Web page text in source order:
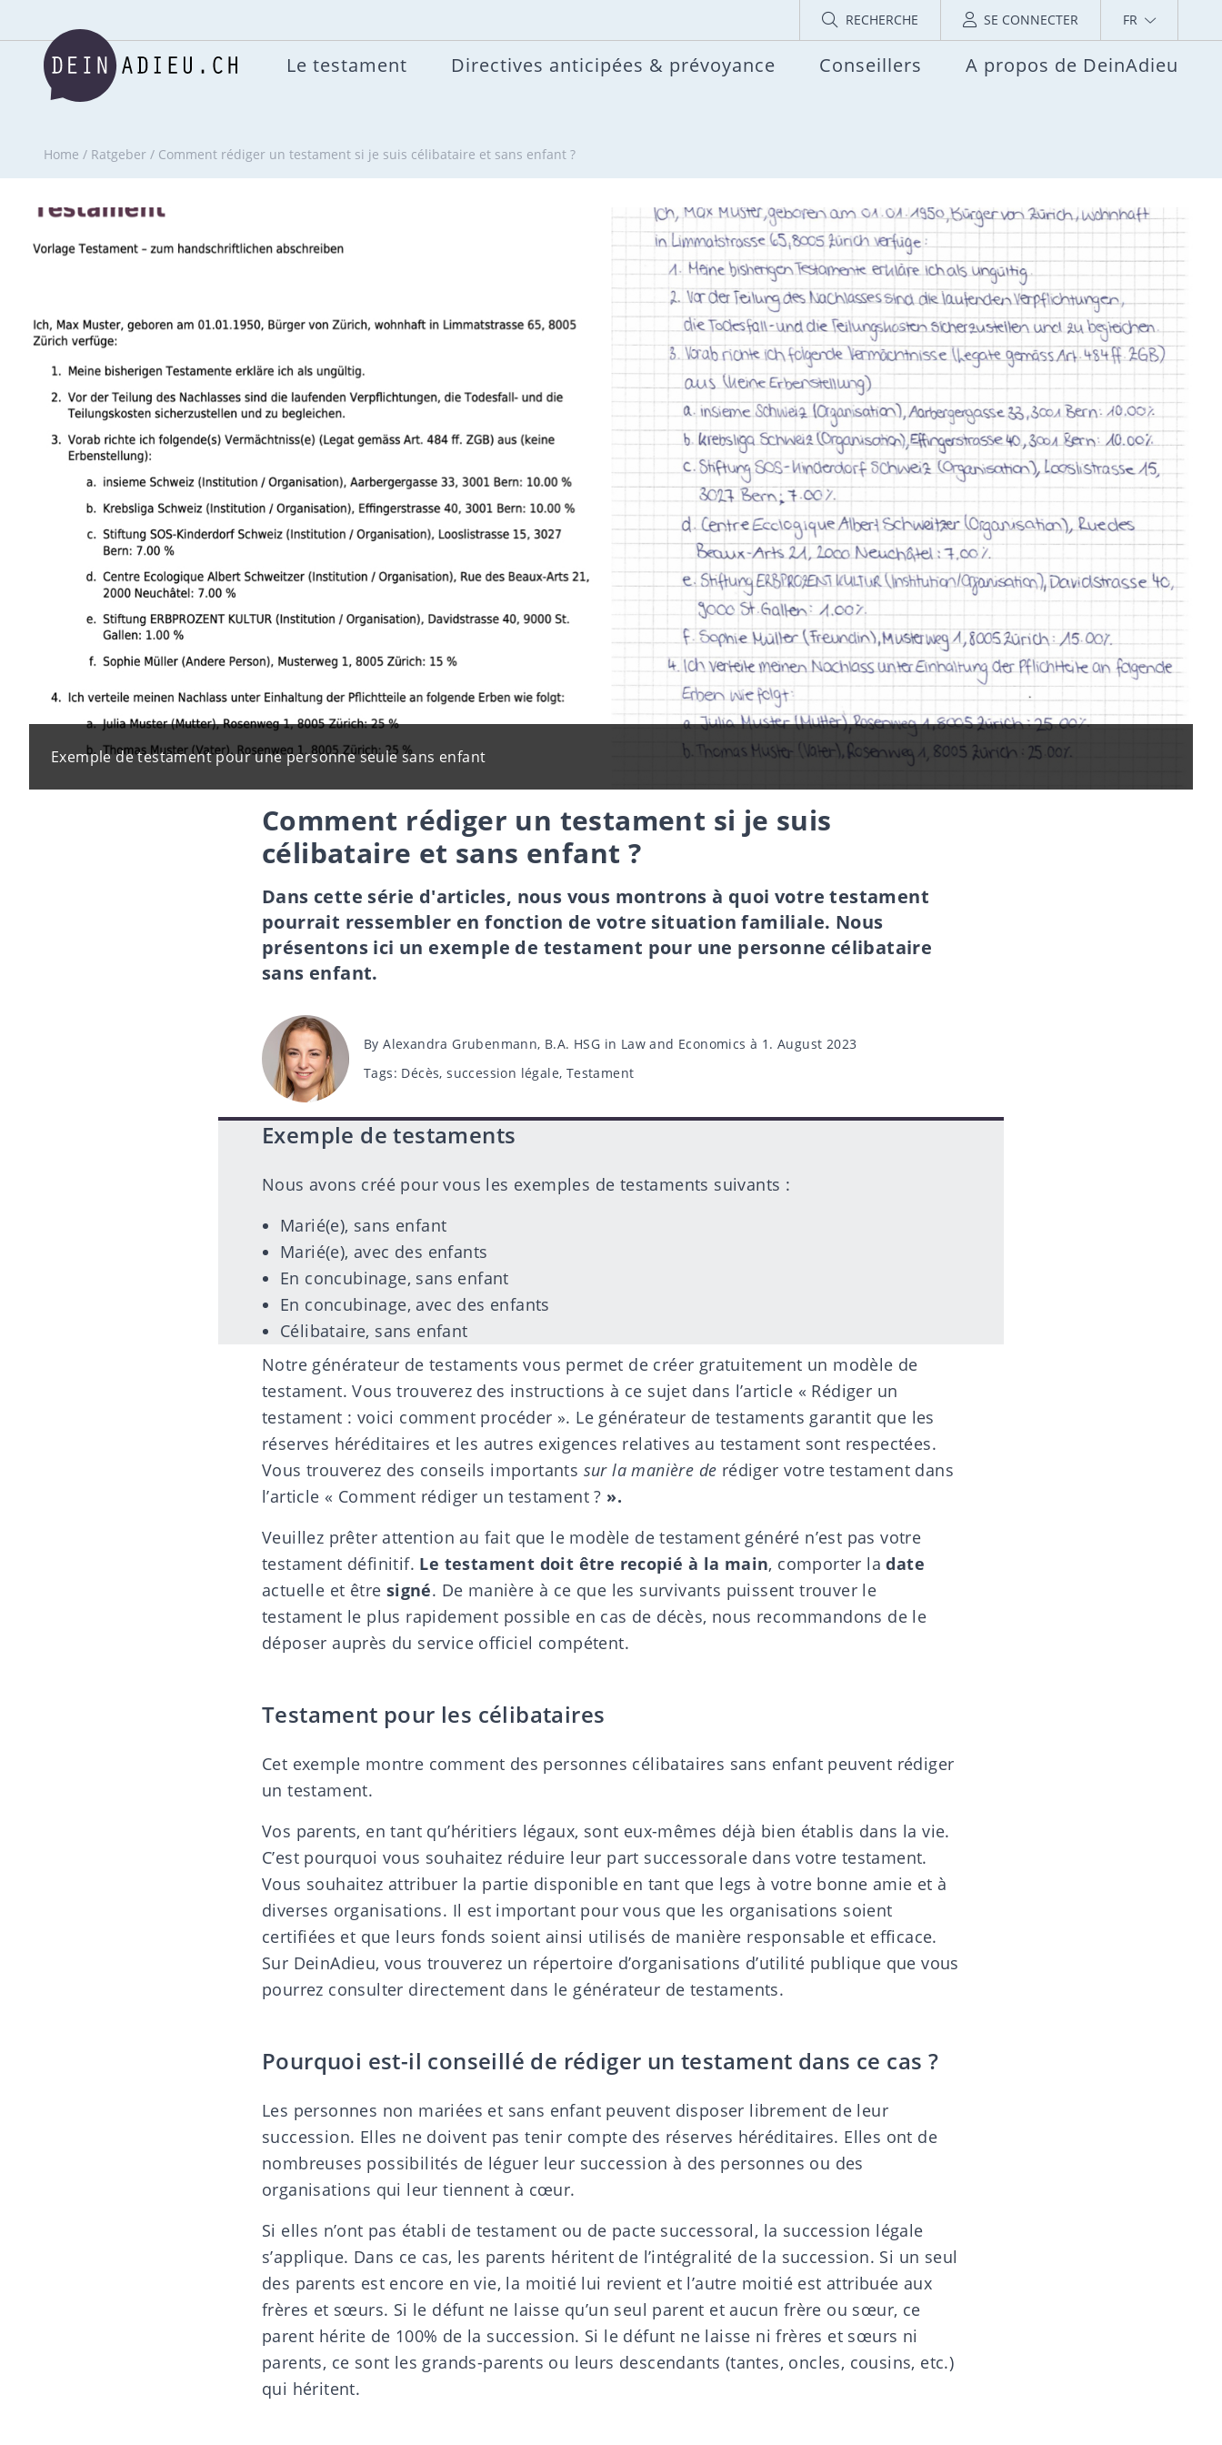
RECHERCHE SE CONNECTER FR
Le testament Directives anticipées & prévoyance Conseillers A propos de DeinAdieu
Home / Ratgeber / Comment rédiger un testament si je suis célibataire et sans enfant ?
Exemple de testament pour une personne seule sans enfant
Comment rédiger un testament si je suis
célibataire et sans enfant ?
Dans cette série d'articles, nous vous montrons à quoi votre testament
pourrait ressembler en fonction de votre situation familiale. Nous
présentons ici un exemple de testament pour une personne célibataire
sans enfant.
Post
ByAlexandra Grubenmann, B.A. HSG in Law and Economics à 1. August 2023
Tags
Tags: Décès,succession légale, Testament
Exemple de testaments
Nous avons créé pour vous les exemples de testaments suivants :
Marié(e), sans enfant
Marié(e), avec des enfants
En concubinage, sans enfant
En concubinage, avec des enfants
Célibataire, sans enfant
Notre générateur de testaments vous permet de créer gratuitement un modèle de
testament. Vous trouverez des instructions à ce sujet dans l’article « Rédiger un
testament : voici comment procéder ». Le générateur de testaments garantit que les
réserves héréditaires et les autres exigences relatives au testament sont respectées.
Vous trouverez des conseils importants sur la manière de rédiger votre testament dans
l’article « Comment rédiger un testament ? ».
Veuillez prêter attention au fait que le modèle de testament généré n’est pas votre
testament définitif. Le testament doit être recopié à la main, comporter ladate
actuelle et être signé. De manière à ce que les survivants puissent trouver le
testament le plus rapidement possible en cas de décès, nous recommandons de le
déposer auprès du service officiel compétent.
Testament pour les célibataires
Cet exemple montre comment des personnes célibataires sans enfant peuvent rédiger
un testament.
Vos parents, en tant qu’héritiers légaux, sont eux-mêmes déjà bien établis dans la vie.
C’est pourquoi vous souhaitez réduire leur part successorale dans votre testament.
Vous souhaitez attribuer la partie disponible en tant que legs à votre bonne amie et à
diverses organisations. Il est important pour vous que les organisations soient
certifiées et que leurs fonds soient ainsi utilisés de manière responsable et efficace.
Sur DeinAdieu, vous trouverez un répertoire d’organisations d’utilité publique que vous
pourrez consulter directement dans le générateur de testaments.
Pourquoi est-il conseillé de rédiger un testament dans ce cas ?
Les personnes non mariées et sans enfant peuvent disposer librement de leur
succession. Elles ne doivent pas tenir compte des réserves héréditaires. Elles ont de
nombreuses possibilités de léguer leur succession à des personnes ou des
organisations qui leur tiennent à cœur.
Si elles n’ont pas établi de testament ou de pacte successoral, la succession légale
s’applique. Dans ce cas, les parents héritent de l’intégralité de la succession. Si un seul
des parents est encore en vie, la moitié lui revient et l’autre moitié est attribuée aux
frères et sœurs. Si le défunt ne laisse qu’un seul parent et aucun frère ou sœur, ce
parent hérite de 100% de la succession. Si le défunt ne laisse ni frères et sœurs ni
parents, ce sont les grands-parents ou leurs descendants (tantes, oncles, cousins, etc.)
qui héritent.